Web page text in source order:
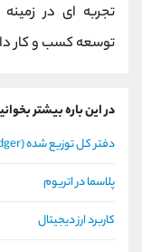
تجربه ای در
توسعه کسب و کار
در این باره بیشتر
دفتر کل توزیع شده (Distributed Ledger) چیست؟
پلاسما در اتریوم
کاربرد ارز دیجیتال